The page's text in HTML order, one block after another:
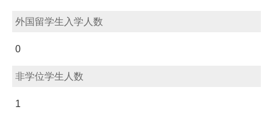
外国留学生入学人数
0
非学位学生人数
1